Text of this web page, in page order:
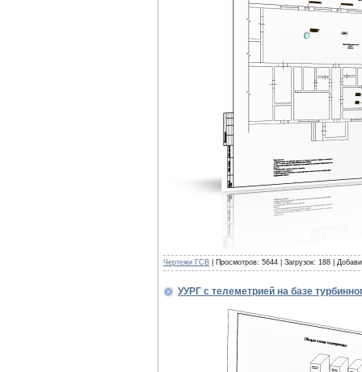
Чертежи ГСВ | Просмотров: 5644 | Загрузок: 188 |
УУРГ с телеметрией на базе